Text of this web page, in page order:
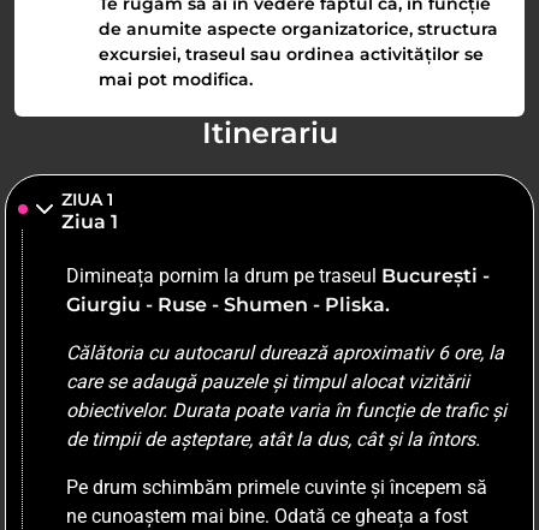
de anumite aspecte organizatorice, structura
excursiei, traseul sau ordinea activităților se
mai pot modifica.
Itinerariu
ZIUA 1
Ziua 1
Dimineața pornim la drum pe traseul București -
Giurgiu - Ruse - Shumen - Pliska.
Călătoria cu autocarul durează aproximativ 6 ore, la
care se adaugă pauzele și timpul alocat vizitării
obiectivelor. Durata poate varia în funcție de trafic și
de timpii de așteptare, atât la dus, cât și la întors.
Pe drum schimbăm primele cuvinte și începem să
ne cunoaștem mai bine. Odată ce gheața a fost